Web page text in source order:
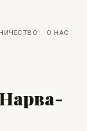
О НАС